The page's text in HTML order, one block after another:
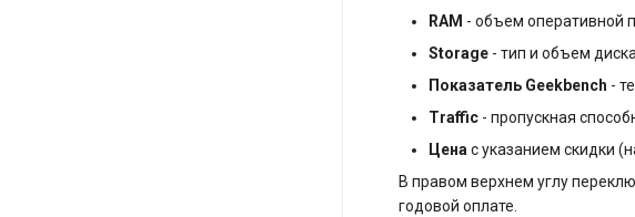
RAM - объем оперативной
Storage- тип и объем
Показатель Geekbench -
Traffic- пропускная
Цена с указанием скидки
В правом верхнем углу
годовой оплате.